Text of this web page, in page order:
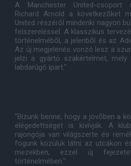
A Manchester United-csoport
Richard Arnold a következõket
United részérõl mindenki nagyon
felszereléssel. A klasszikus
történelmébõl, a jelenbõl és az
Az új megjelenés vonzó lesz a
jelzi a gyártó szakértelmét,
labdarúgó ipart."
"Bízunk benne, hogy a jövõben a
elégedettségét is kivívják. A
rajongója van világszerte és
fogunk közülük látni az utcákon
mezekben, ezzel új
történelmében."